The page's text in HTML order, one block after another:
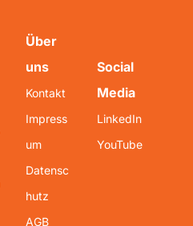
Über
uns
Kontakt
Impress
um
Datensc
hutz
AGB
Social
Media
LinkedIn
YouTube